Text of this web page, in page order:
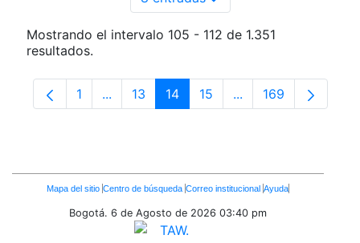
Por página
Mostrando el intervalo 105 - 112 de 1.351
resultados.
Página
1 ...Páginas intermedias Use TAB para
Página
13 Página
14 Página
15 ...PáginasPágina
169
Enlaces
Inferiores
Mapa del sitio Centro de búsqueda Correo institucional Ayuda
Bogotá. 6 de Agosto de 2026 03:40 pm